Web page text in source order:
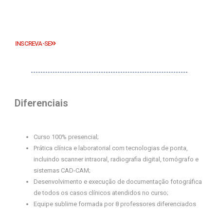
INSCREVA-SE
Diferenciais
Curso 100% presencial;
Prática clínica e laboratorial com tecnologias de ponta,
incluindo scanner intraoral, radiografia digital, tomógrafo e
sistemas CAD-CAM;
Desenvolvimento e execução de documentação fotográfica
de todos os casos clínicos atendidos no curso;
Equipe sublime formada por 8 professores diferenciados